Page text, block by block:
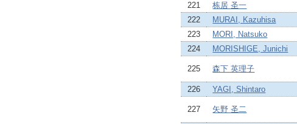
221 栋居 圣一
222 MURAI, Kazuhisa
223 MORI, Natsuko
224 MORISHIGE, Junichi
225 森下 英理子
226
YAGI, Shintaro
227 矢野 圣二